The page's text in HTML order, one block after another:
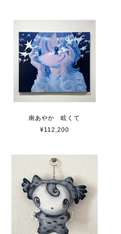
南あやか 眩くて
¥112,200